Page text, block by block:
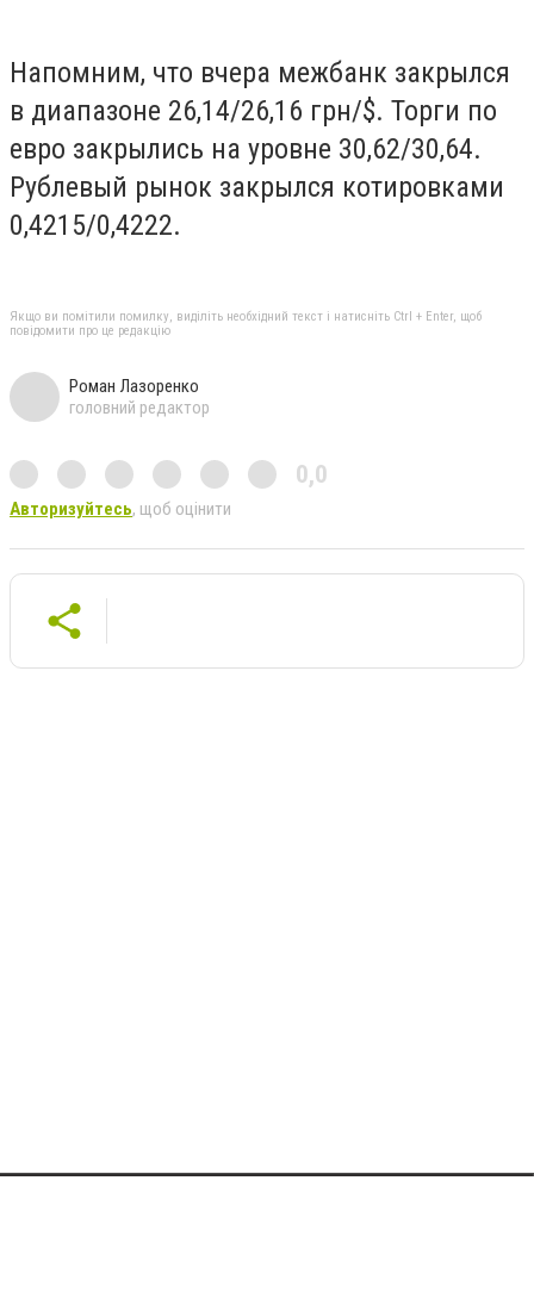
Напомним, что вчера межбанк закрылся
в диапазоне 26,14/26,16 грн/$. Торги по
евро закрылись на уровне 30,62/30,64.
Рублевый рынок закрылся котировками
0,4215/0,4222.
Якщо ви помітили помилку, виділіть необхідний текст і натисніть Ctrl + Enter, щоб
повідомити про це редакцію
Роман Лазоренко
головний редактор
0,0
Авторизуйтесь, щоб оцінити